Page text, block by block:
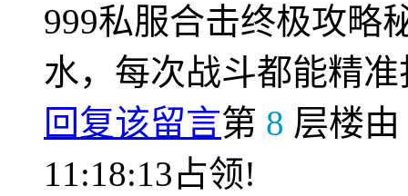
999私服合击终极攻略
水，每次战斗都能精
回复该留言第 8 层楼由
11:18:13占领!